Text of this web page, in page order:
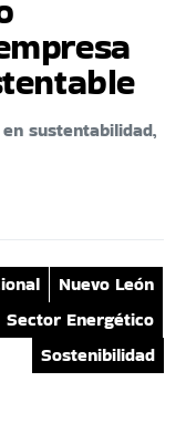
sustentabilidad,
Nuevo León
Sector Energético
Sostenibilidad